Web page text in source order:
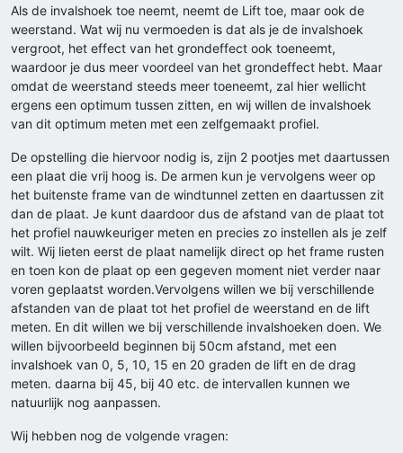
Als de invalshoek toe neemt, neemt de Lift toe, maar ook de
weerstand. Wat wij nu vermoeden is dat als je de invalshoek
vergroot, het effect van het grondeffect ook toeneemt,
waardoor je dus meer voordeel van het grondeffect hebt. Maar
omdat de weerstand steeds meer toeneemt, zal hier wellicht
ergens een optimum tussen zitten, en wij willen de invalshoek
van dit optimum meten met een zelfgemaakt profiel.
De opstelling die hiervoor nodig is, zijn 2 pootjes met daartussen
een plaat die vrij hoog is. De armen kun je vervolgens weer op
het buitenste frame van de windtunnel zetten en daartussen zit
dan de plaat. Je kunt daardoor dus de afstand van de plaat tot
het profiel nauwkeuriger meten en precies zo instellen als je zelf
wilt. Wij lieten eerst de plaat namelijk direct op het frame rusten
en toen kon de plaat op een gegeven moment niet verder naar
voren geplaatst worden.Vervolgens willen we bij verschillende
afstanden van de plaat tot het profiel de weerstand en de lift
meten. En dit willen we bij verschillende invalshoeken doen. We
willen bijvoorbeeld beginnen bij 50cm afstand, met een
invalshoek van 0, 5, 10, 15 en 20 graden de lift en de drag
meten. daarna bij 45, bij 40 etc. de intervallen kunnen we
natuurlijk nog aanpassen.
Wij hebben nog de volgende vragen: